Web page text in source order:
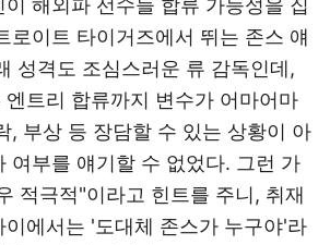
해외파 선수들 합류 가능성을 집
로이트 타이거즈에서 뛰는 존스 얘
성격도 조심스러운 류 감독인데,
트리 합류까지 변수가 어마어마
, 부상 등 장담할 수 있는 상황이 아
여부를 얘기할 수 없었다. 그런 가
적극적"이라고 힌트를 주니, 취재
이에서는 '도대체 존스가 누구야'라